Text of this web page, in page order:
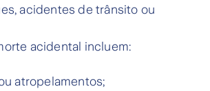
acidentes de trânsito ou
acidental incluem:
atropelamentos;